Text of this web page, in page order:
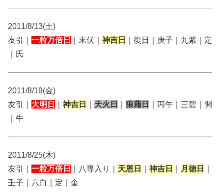
2011/8/13(土)
友引｜ 一粒万倍日 ｜末伏｜ 神吉日
｜復日｜庚子｜九紫｜定
｜氏
2011/8/19(金)
友引｜ 大明日 神吉日 天火日 狼藉日
｜丙午｜三碧｜開
｜牛
2011/8/25(木)
友引｜ 一粒万倍日 ｜八専入り｜ 天恩日 神吉日 月徳日
壬子｜六白｜定｜奎